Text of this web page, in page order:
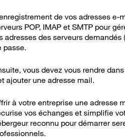
de vos adresses e-
POP, IMAP et SMTP pour
adresses des serveurs
passe.
vous devez vous rendre
ajouter une adresse mail.
à votre entreprise une adresse
vos échanges et simplifie
reconnu pour démarrer